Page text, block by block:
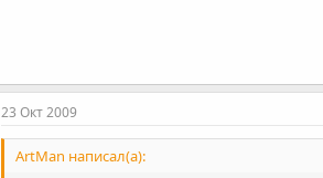
23 Окт 2009
ArtMan написал(а):